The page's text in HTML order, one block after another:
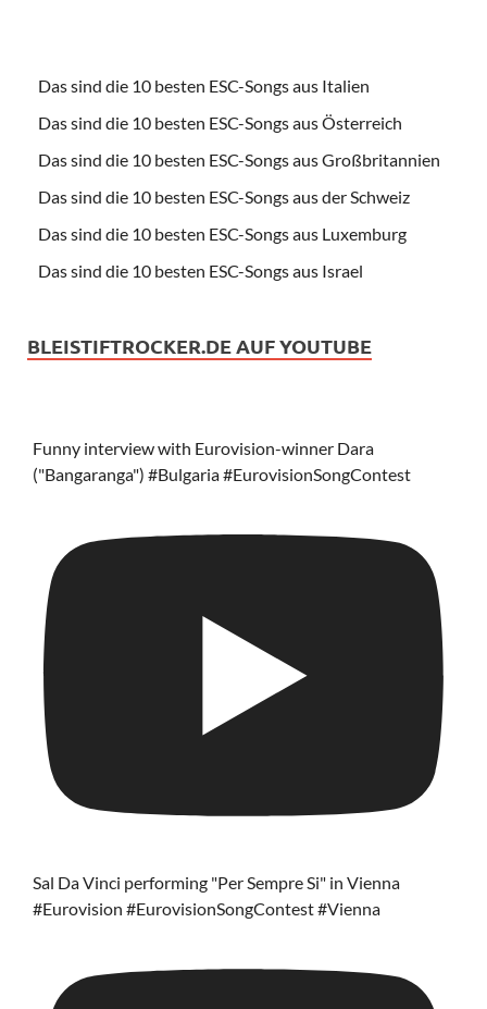
Das sind die 10 besten ESC-Songs aus Italien
Das sind die 10 besten ESC-Songs aus Österreich
Das sind die 10 besten ESC-Songs aus Großbritannien
Das sind die 10 besten ESC-Songs aus der Schweiz
Das sind die 10 besten ESC-Songs aus Luxemburg
Das sind die 10 besten ESC-Songs aus Israel
BLEISTIFTROCKER.DE AUF YOUTUBE
Funny interview with Eurovision-winner Dara
("Bangaranga") #Bulgaria #EurovisionSongContest
Sal Da Vinci performing "Per Sempre Si" in Vienna
#Eurovision #EurovisionSongContest #Vienna